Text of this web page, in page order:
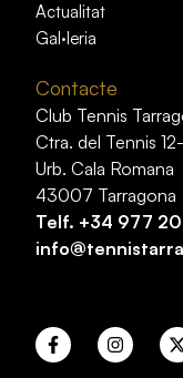
Actualitat
Gal·leria
Contacte
Club Tennis
Ctra. del Tennis
Urb. Cala Romana
43007 Tarragona
Telf. +34 977